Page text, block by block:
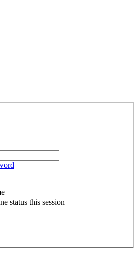
status this session